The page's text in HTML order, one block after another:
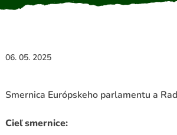
06. 05. 2025
Smernica Európskeho parlamentu a
Cieľ smernice: